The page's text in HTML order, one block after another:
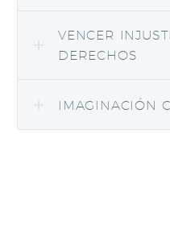
VENCER
DERECHOS
IMAGINACIÓN